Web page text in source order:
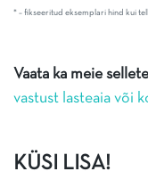
* – fikseeritud eksemplari hind kui
Vaata ka meie
vastust lasteaia või
KÜSI LISA!